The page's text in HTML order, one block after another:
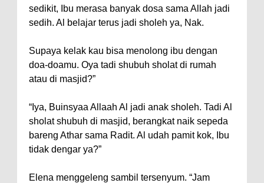
sedikit, Ibu merasa banyak dosa sama Allah jadi
sedih. Al belajar terus jadi sholeh ya, Nak.
Supaya kelak kau bisa menolong ibu dengan
doa-doamu. Oya tadi shubuh sholat di rumah
atau di masjid?”
“Iya, Buinsyaa Allaah Al jadi anak sholeh. Tadi Al
sholat shubuh di masjid, berangkat naik sepeda
bareng Athar sama Radit. Al udah pamit kok, Ibu
tidak dengar ya?”
Elena menggeleng sambil tersenyum. “Jam